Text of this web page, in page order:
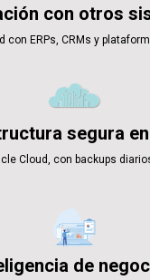
con otros
con ERPs, CRMs y
segura
Cloud, con backups
de